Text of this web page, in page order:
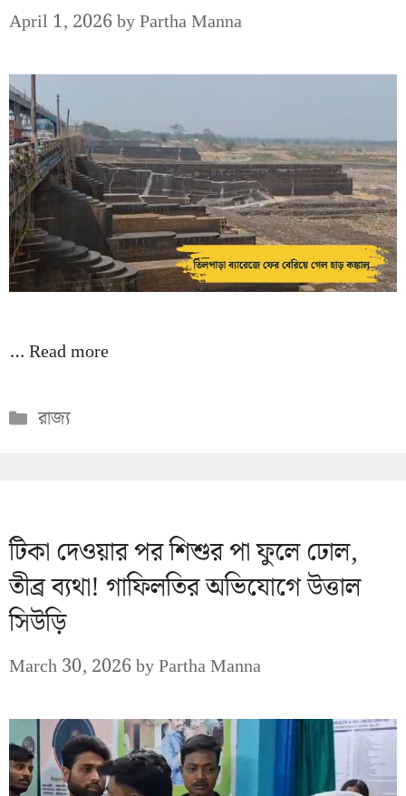
April 1, 2026byPartha Manna
…Read more
Categories
রাজ্য
টিকা দেওয়ার পর শিশুর পা ফুলে ঢোল,
তীব্র ব্যথা! গাফিলতির অভিযোগে উত্তাল
সিউড়ি
March 30, 2026byPartha Manna